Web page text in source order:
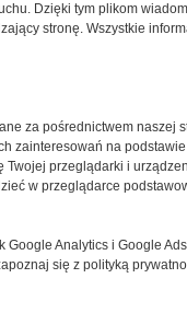
© 2004-2019 Grupa MEDIUM
Dzięki tym plikom
stronę. Wszystkie
za pośrednictwem naszej
zainteresowań na
przeglądarki i
w przeglądarce
Google Analytics i Google
się z polityką